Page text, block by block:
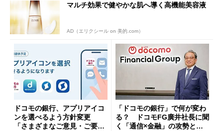
マルチ効果で健やかな肌へ導く高機能美容液
AD（エリクシール on 美的.com）
ドコモの銀行、アプリアイコ
ンを選べるよう方針変更
「さまざまなご意見・ご要望
「ドコモの銀行」で何が変わ
る？ ドコモFG廣井社長に聞
く「通信×金融」の攻勢とグ